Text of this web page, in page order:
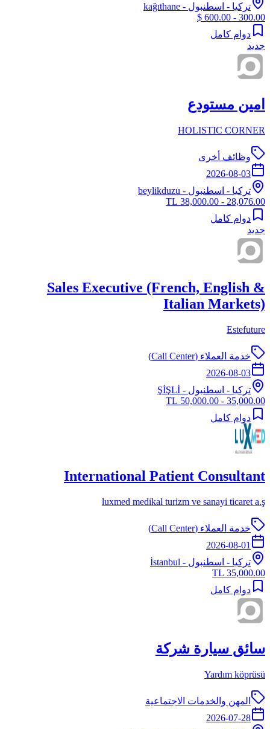
تركيا - اسطنبول - kağıthane
300.00 - 600.00 $
دوام كامل
جديد
امين مستودع
HOLISTIC CORNER
وظائف أخرى
2026-08-03
تركيا - اسطنبول - beylikduzu
28,076.00 - 38,000.00 TL
دوام كامل
جديد
Sales Executive (French, English &
Italian Markets)
Estefuture
خدمة العملاء (Call Center)
2026-08-03
تركيا - اسطنبول - ŞİŞLİ
35,000.00 - 50,000.00 TL
دوام كامل
International Patient Consultant
luxmed medikal turizm ve sanayi ticaret a.ş
خدمة العملاء (Call Center)
2026-08-01
تركيا - اسطنبول - İstanbul
35,000.00 TL
دوام كامل
سائق سيارة شركة
Yardım köprüsü
المهن والخدمات الاجتماعية
2026-07-28